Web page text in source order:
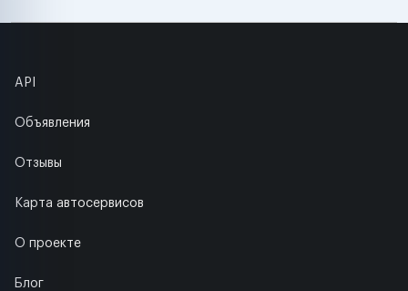
API
Объявления
Отзывы
Карта автосервисов
О проекте
Блог